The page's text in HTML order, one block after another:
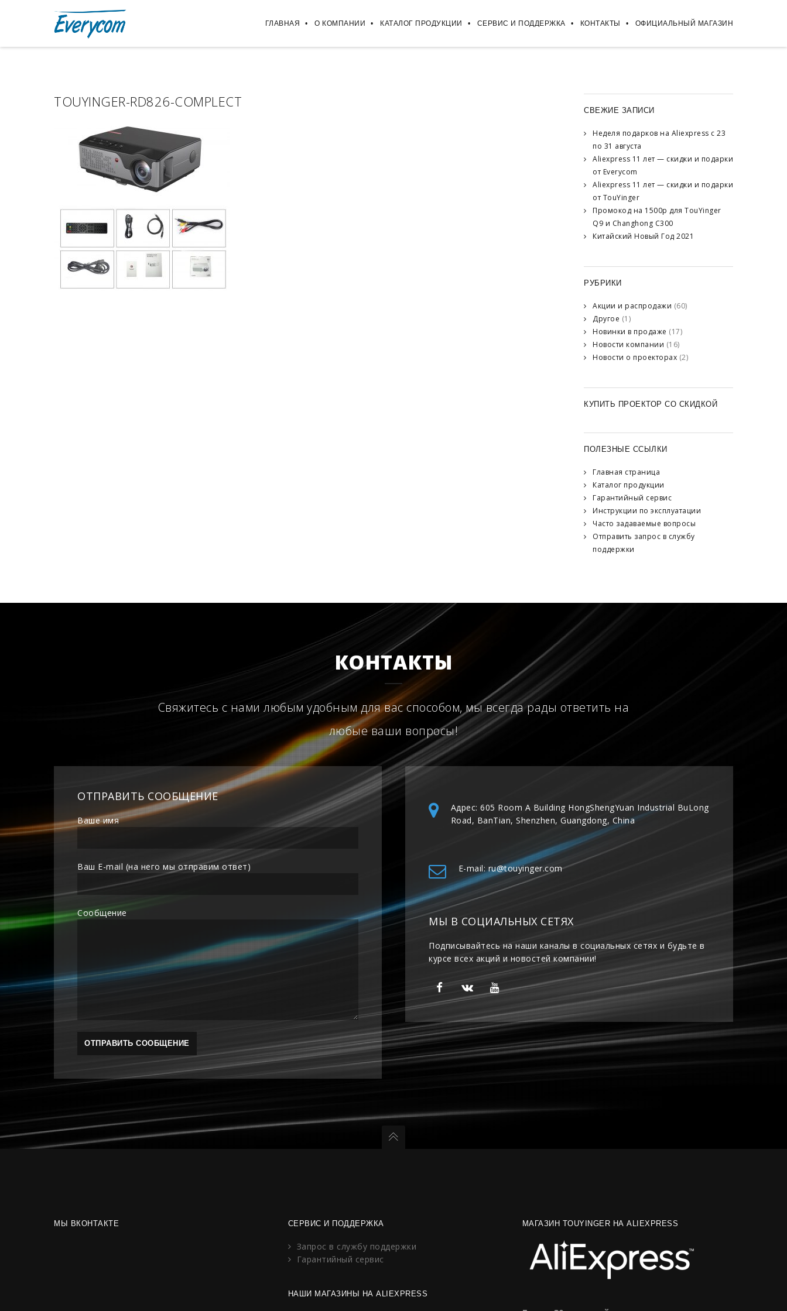
ГЛАВНАЯ О КОМПАНИИ КАТАЛОГ ПРОДУКЦИИ СЕРВИС И ПОДДЕРЖКА КОНТАКТЫ ОФИЦИАЛЬНЫЙ МАГАЗИН
TOUYINGER-RD826-COMPLECT
СВЕЖИЕ ЗАПИСИ
Неделя подарков на Aliexpress с 23
по 31 августа
Aliexpress 11 лет — скидки и подарки
от Everycom
Aliexpress 11 лет — скидки и подарки
от TouYinger
Промокод на 1500р для TouYinger
Q9 и Changhong C300
Китайский Новый Год 2021
РУБРИКИ
Акции и распродажи (60)
Другое (1)
Новинки в продаже (17)
Новости компании (16)
Новости о проекторах (2)
КУПИТЬ ПРОЕКТОР СО СКИДКОЙ
ПОЛЕЗНЫЕ ССЫЛКИ
Главная страница
Каталог продукции
Гарантийный сервис
Инструкции по эксплуатации
Часто задаваемые вопросы
Отправить запрос в службу
поддержки
КОНТАКТЫ
Свяжитесь с нами любым удобным для вас способом, мы всегда рады ответить на
любые ваши вопросы!
ОТПРАВИТЬ СООБЩЕНИЕ
Ваше имя
Ваш E-mail (на него мы отправим ответ)
Сообщение
Адрес: 605 Room A Building HongShengYuan Industrial BuLong
Road, BanTian, Shenzhen, Guangdong, China
E-mail: ru@touyinger.com
МЫ В СОЦИАЛЬНЫХ СЕТЯХ
Подписывайтесь на наши каналы в социальных сетях и будьте в
курсе всех акций и новостей компании!
МЫ ВКОНТАКТЕ СЕРВИС И ПОДДЕРЖКА
Запрос в службу поддержки
Гарантийный сервис
НАШИ МАГАЗИНЫ НА ALIEXPRESS
МАГАЗИН TOUYINGER НА ALIEXPRESS